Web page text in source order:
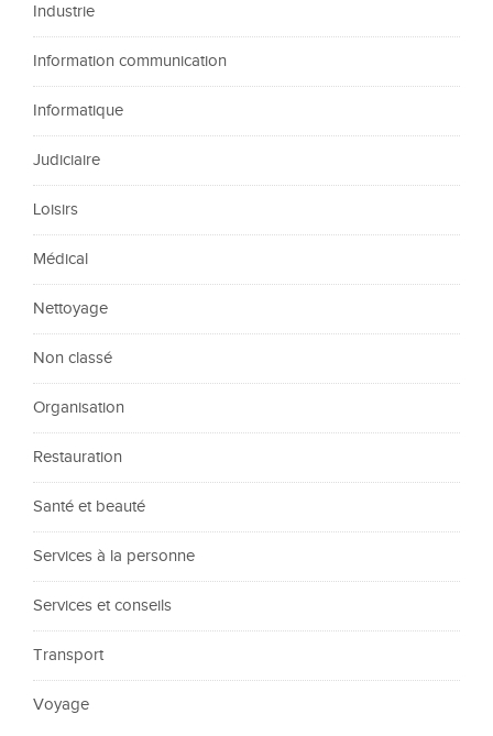
Industrie
Information communication
Informatique
Judiciaire
Loisirs
Médical
Nettoyage
Non classé
Organisation
Restauration
Santé et beauté
Services à la personne
Services et conseils
Transport
Voyage